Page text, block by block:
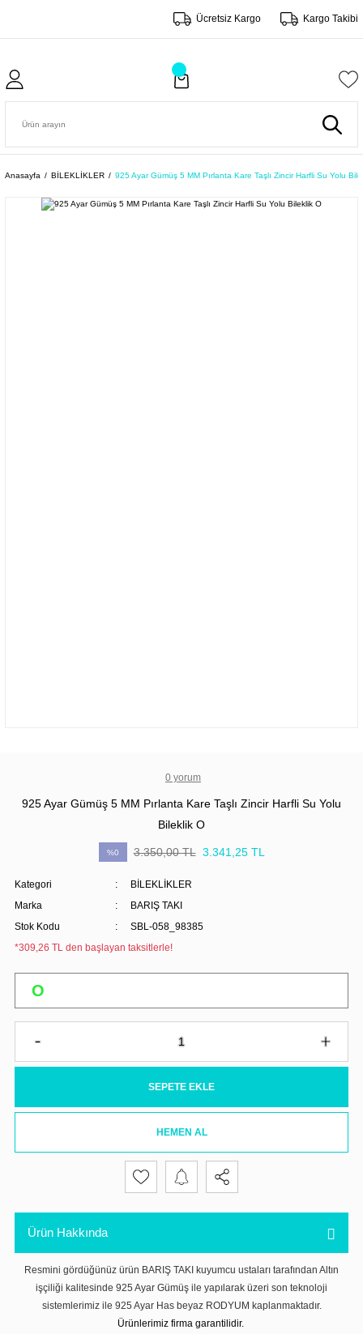
Ücretsiz Kargo Kargo Takibi
Anasayfa BİLEKLİKLER 925 Ayar Gümüş 5 MM Pırlanta Kare Taşlı Zincir Harfli Su Yolu
0 yorum
925 Ayar Gümüş 5 MM Pırlanta Kare Taşlı Zincir Harfli Su Yolu
Bileklik O
%0 3.350,00 TL 3.341,25 TL
Kategori
BİLEKLİKLER
Marka
BARIŞ TAKI
Stok Kodu
SBL-058_98385
*309,26 TL den başlayan taksitlerle!
SEPETE EKLE
HEMEN AL
Ürün Hakkında
Resmini gördüğünüz ürün BARIŞ TAKI kuyumcu ustaları tarafından Altın
işçiliği kalitesinde 925 Ayar Gümüş ile yapılarak üzeri son teknoloji
sistemlerimiz ile 925 Ayar Has beyaz RODYUM kaplanmaktadır.
Ürünlerimiz firma garantilidir.